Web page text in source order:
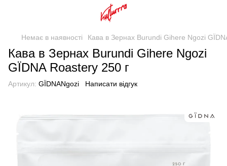
Немає в наявності Кава в Зернах Burundi Gihere Ngozi
Кава в Зернах Burundi Gihere Ngozi
GЇDNA Roastery 250 г
Артикул: GЇDNANgozi Написати відгук